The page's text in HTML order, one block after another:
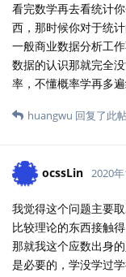
看完数学再去看统计
西，那时候你对于统
一般商业数据分析工
数据的认识那就完全
率，不懂概率学再多遍
huangwu 回复了此
ocssLin 2020
我觉得这个问题主要
比较理论的东西接触
那就我这个应数出身
是必要的，学没学过